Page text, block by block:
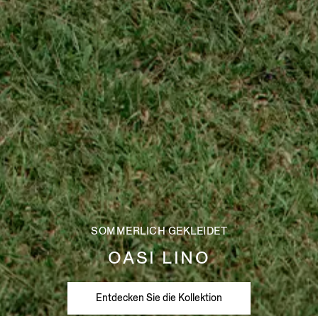
SOMMERLICH GEKLEIDET
OASI LINO
Entdecken Sie die Kollektion